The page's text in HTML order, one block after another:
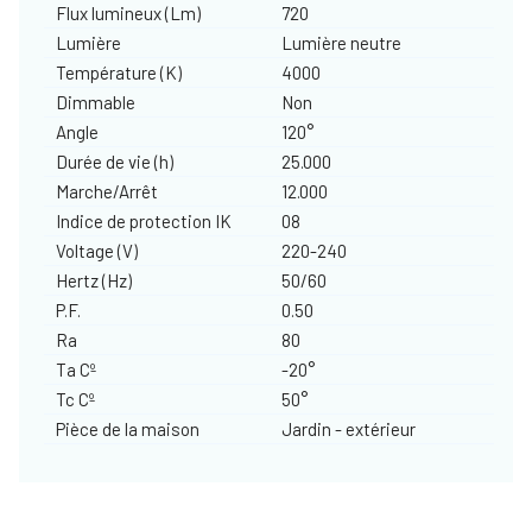
Flux lumineux (Lm)
720
Lumière
Lumière neutre
Température (K)
4000
Dimmable
Non
Angle
120°
Durée de vie (h)
25.000
Marche/Arrêt
12.000
Indice de protection IK
08
Voltage (V)
220-240
Hertz (Hz)
50/60
P.F.
0.50
Ra
80
Ta Cº
-20°
Tc Cº
50°
Pièce de la maison
Jardin - extérieur